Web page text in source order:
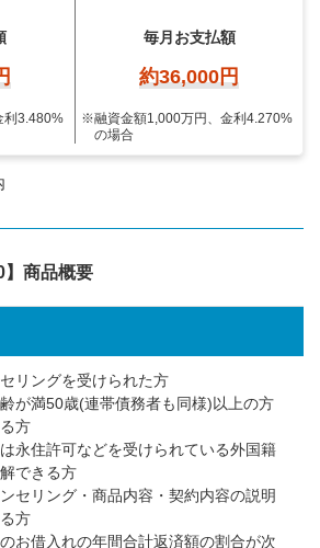
利3.480%
毎月お支払額
約36,000円
※融資金額1,000万円、金利4.270%
の場合
】商品概要
リングを受けられた方
が満50歳(連帯債務者も同様)以上の方
方
永住許可などを受けられている外国籍
できる方
セリング・商品内容・契約内容の説明
方
お借入れの年間合計返済額の割合が次